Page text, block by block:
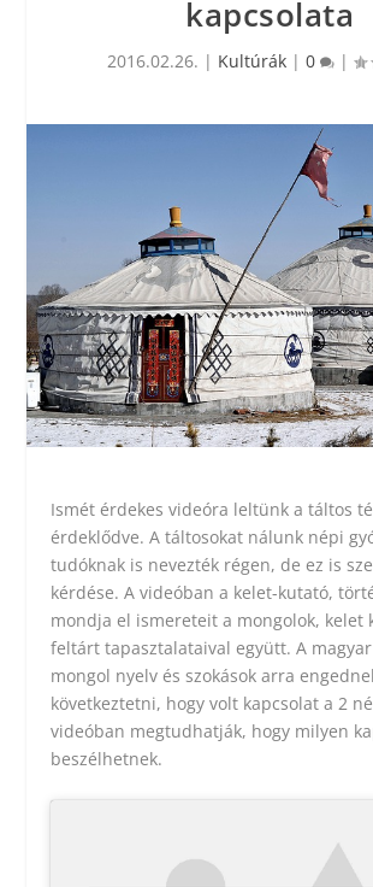
kapcsolata
2016.02.26. | Kultúrák| 0 |
Ismét érdekes videóra leltünk a táltos
érdeklődve. A táltosokat nálunk népi
tudóknak is nevezték régen, de ez is
kérdése. A videóban a kelet-kutató,
mondja el ismereteit a mongolok, kelet
feltárt tapasztalataival együtt. A
mongol nyelv és szokások arra
következtetni, hogy volt kapcsolat a 2
videóban megtudhatják, hogy milyen
beszélhetnek.